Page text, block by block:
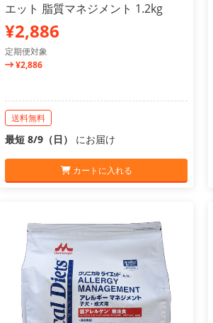
エット 脂質マネジメント 1.2kg
¥2,886
定期便対象
¥2,886
送料無料
最短 8/9（日） にお届け
カートに入れる